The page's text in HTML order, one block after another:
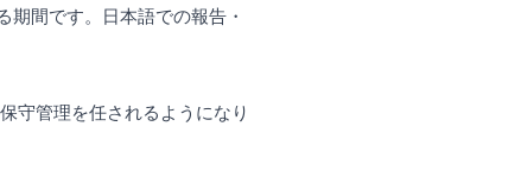
期間です。日本語での報告・
守管理を任されるようになり